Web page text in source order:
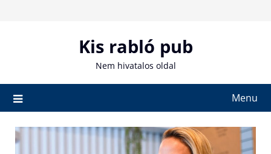
Kis rabló pub
Nem hivatalos oldal
Menu